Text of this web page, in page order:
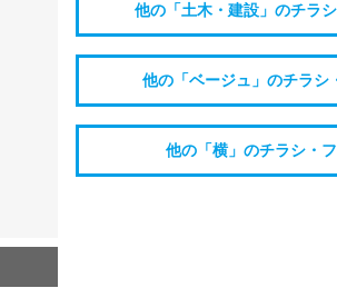
他の「土木・建設」のチラ
他の「ベージュ」のチラシ
他の「横」のチラシ・